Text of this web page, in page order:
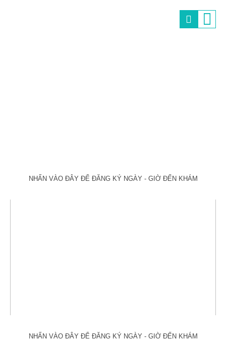
NHẤN VÀO ĐÂY ĐỂ ĐĂNG KÝ NGÀY - GIỜ ĐẾN KHÁM
NHẤN VÀO ĐÂY ĐỂ ĐĂNG KÝ NGÀY - GIỜ ĐẾN KHÁM